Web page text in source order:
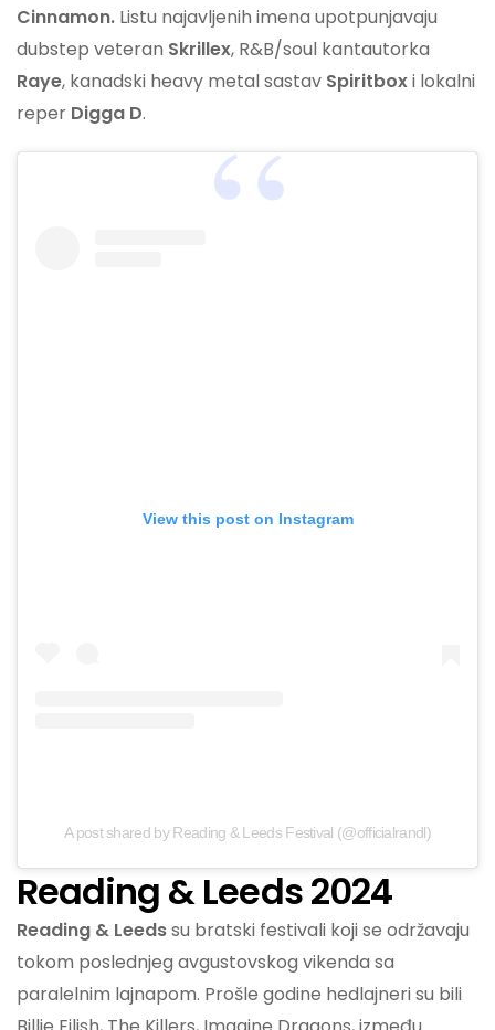
Cinnamon. Listu najavljenih imena upotpunjavaju
dubstep veteran Skrillex, R&B/soul kantautorka
Raye, kanadski heavy metal sastav Spiritboxi lokalni
reper Digga D.
View this post on Instagram
A post shared by Reading & Leeds Festival (@officialrandl)
Reading & Leeds 2024
Reading & Leedssu bratski festivali koji se održavaju
tokom poslednjeg avgustovskog vikenda sa
paralelnim lajnapom. Prošle godine hedlajneri su bili